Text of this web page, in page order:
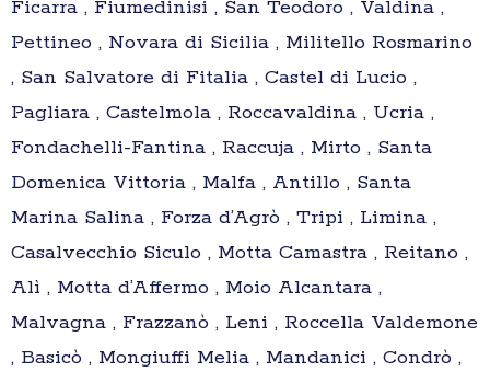
Ficarra , Fiumedinisi , San Teodoro , Valdina ,
Pettineo , Novara di Sicilia , Militello Rosmarino
, San Salvatore di Fitalia , Castel di Lucio ,
Pagliara , Castelmola , Roccavaldina , Ucria ,
Fondachelli-Fantina , Raccuja , Mirto , Santa
Domenica Vittoria , Malfa , Antillo , Santa
Marina Salina , Forza d’Agrò , Tripi , Limina ,
Casalvecchio Siculo , Motta Camastra , Reitano ,
Alì , Motta d’Affermo , Moio Alcantara ,
Malvagna , Frazzanò , Leni , Roccella Valdemone
, Basicò , Mongiuffi Melia , Mandanici , Condrò ,